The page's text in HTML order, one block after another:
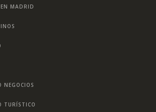
MADRID
NEGOCIOS
TURÍSTICO